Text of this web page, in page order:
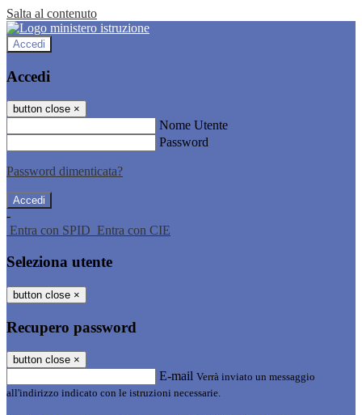
Salta al contenuto
Accedi
Accedi
button close ×
Nome Utente
Password
Password dimenticata?
-
Entra con SPID Entra con CIE
Seleziona utente
button close ×
Recupero password
button close ×
E-mail Verrà inviato un messaggio
all'indirizzo indicato con le istruzioni necessarie.